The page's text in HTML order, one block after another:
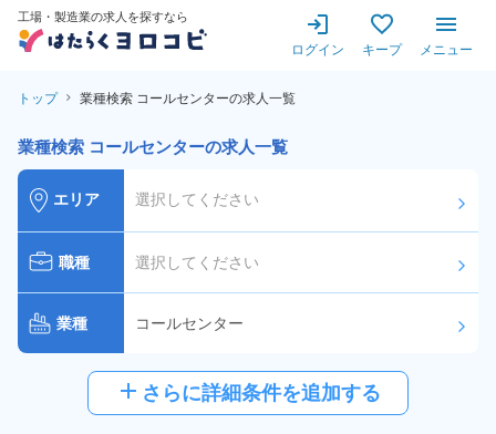
工場・製造業の求人を探すなら
ログイン キープ メニュー
トップ 業種検索 コールセンターの求人一覧
業種検索 コールセンターの求人一覧
エリア 選択してください arrow_forward_ios
職種 選択してください arrow_forward_ios
業種 コールセンター arrow_forward_ios
選択してください
add さらに詳細条件を追加する